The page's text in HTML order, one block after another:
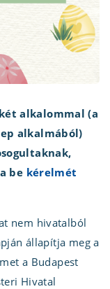
alkalommal (a
alkalmából)
be kérelmét
nem hivatalból
állapítja meg a
a Budapest
Hivatal